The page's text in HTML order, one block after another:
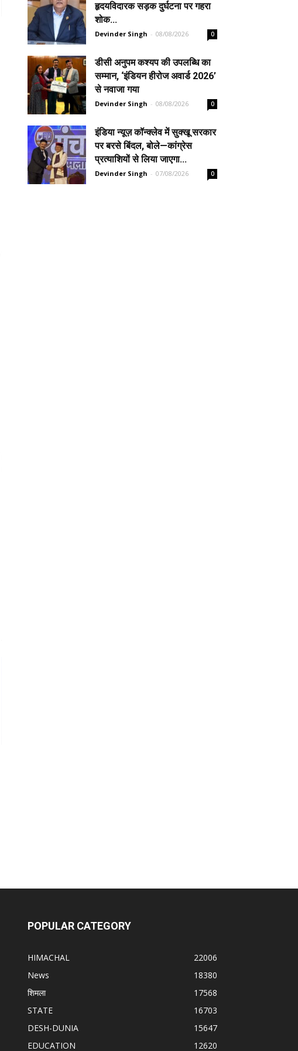
हृदयविदारक सड़क दुर्घटना पर गहरा
शोक...
Devinder Singh - 08/08/2026 0
डीसी अनुपम कश्यप की उपलब्धि का
सम्मान, ‘इंडियन हीरोज अवार्ड 2026’
से नवाजा गया
Devinder Singh - 08/08/2026 0
इंडिया न्यूज़ कॉन्क्लेव में सुक्खू सरकार
पर बरसे बिंदल, बोले—कांग्रेस
प्रत्याशियों से लिया जाएगा...
Devinder Singh - 07/08/2026 0
POPULAR CATEGORY
HIMACHAL
22006
News
18380
शिमला
17568
STATE
16703
DESH-DUNIA
15647
EDUCATION
12620